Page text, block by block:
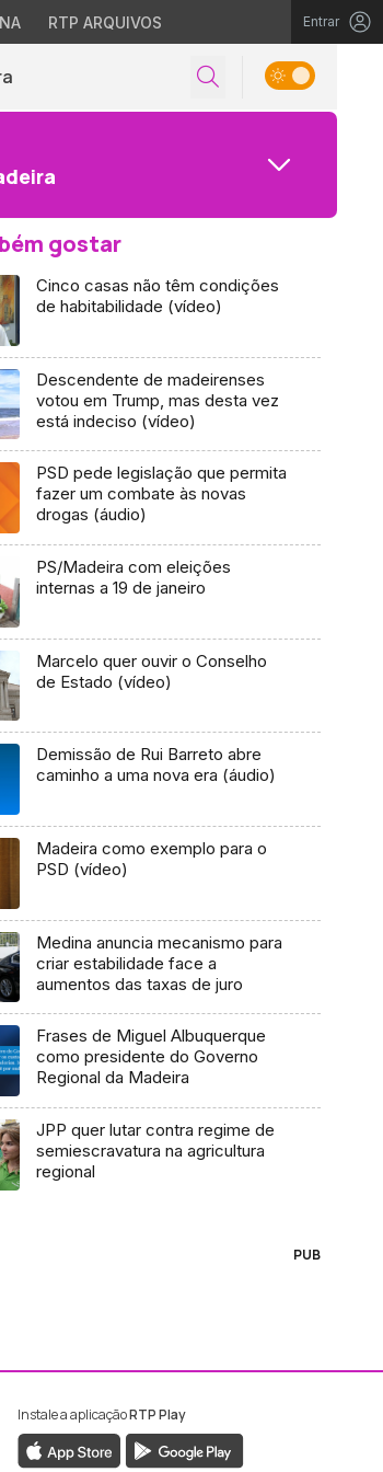
RTP ARQUIVOS Entrar
gostar
Cinco casas não têm condições
de habitabilidade (vídeo)
Descendente de madeirenses
votou em Trump, mas desta vez
está indeciso (vídeo)
PSD pede legislação que permita
fazer um combate às novas
drogas (áudio)
PS/Madeira com eleições
internas a 19 de janeiro
Marcelo quer ouvir o Conselho
de Estado (vídeo)
Demissão de Rui Barreto abre
caminho a uma nova era (áudio)
Madeira como exemplo para o
PSD (vídeo)
Medina anuncia mecanismo para
criar estabilidade face a
aumentos das taxas de juro
Frases de Miguel Albuquerque
como presidente do Governo
Regional da Madeira
JPP quer lutar contra regime de
semiescravatura na agricultura
regional
PUB
Madeira
RTP Madeira
Instale a aplicaçãoRTP Play